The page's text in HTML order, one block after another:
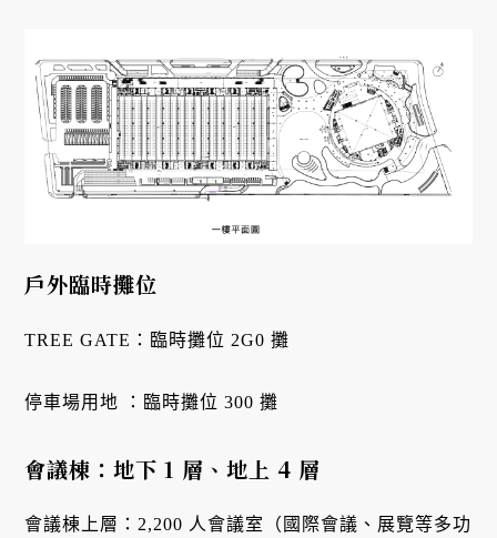
戶外臨時攤位
TREE GATE：臨時攤位 2G0 攤
停車場用地 ：臨時攤位 300 攤
會議棟：地下 1 層、地上 4 層
會議棟上層：2,200 人會議室（國際會議、展覽等多功